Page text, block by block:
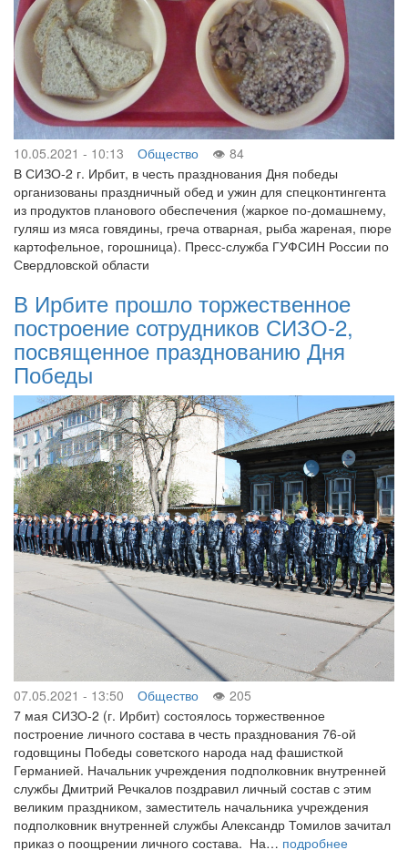
10.05.2021 - 10:13 Общество
84
В СИЗО-2 г. Ирбит, в честь празднования Дня победы
организованы праздничный обед и ужин для спецконтингента
из продуктов планового обеспечения (жаркое по-домашнему,
гуляш из мяса говядины, греча отварная, рыба жареная, пюре
картофельное, горошница). Пресс-служба ГУФСИН России по
Свердловской области
В Ирбите прошло торжественное
построение сотрудников СИЗО-2,
посвященное празднованию Дня
Победы
07.05.2021 - 13:50 Общество
205
7 мая СИЗО-2 (г. Ирбит) состоялось торжественное
построение личного состава в честь празднования 76-ой
годовщины Победы советского народа над фашисткой
Германией. Начальник учреждения подполковник внутренней
службы Дмитрий Речкалов поздравил личный состав с этим
великим праздником, заместитель начальника учреждения
подполковник внутренней службы Александр Томилов зачитал
приказ о поощрении личного состава. На… подробнее